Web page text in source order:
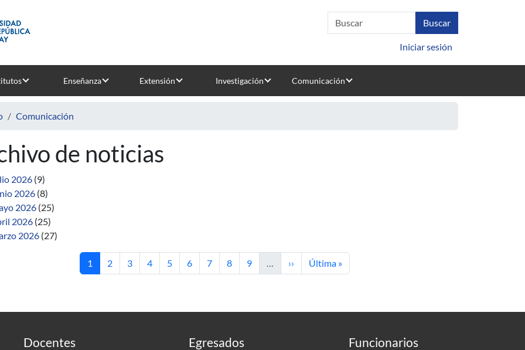
Iniciar sesión
Enseñanza Extensión Investigación Comunicación
Comunicación
de noticias
2026 (9)
2026 (8)
2026 (25)
2026 (25)
2026 (27)
Página actual
1 Página
2 Página
3 Página
4 Página
5 Página
6 Página
7 Página
8 Página
9 … Siguiente página
›› Última página
Última »
Docentes Egresados Funcionarios